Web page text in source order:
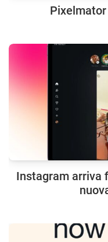
Instagram arriva